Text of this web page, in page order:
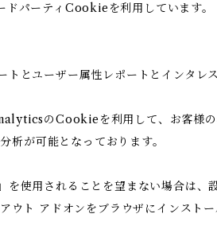
パーティCookieを利用しています。
とユーザー属性レポートとインタレ
のCookieを利用して、お客様
析が可能となっております。
使用されることを望まない場合は、
ト アドオンをブラウザにインストー